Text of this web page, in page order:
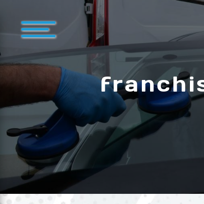
Panneau de gestion des cookies